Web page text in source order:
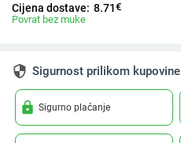
Cijena dostave: 8.71€
Povrat bez muke
security Sigurnost prilikom kupovine
lock Sigurno plaćanje